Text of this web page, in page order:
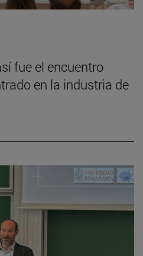
fue el encuentro
en la industria de